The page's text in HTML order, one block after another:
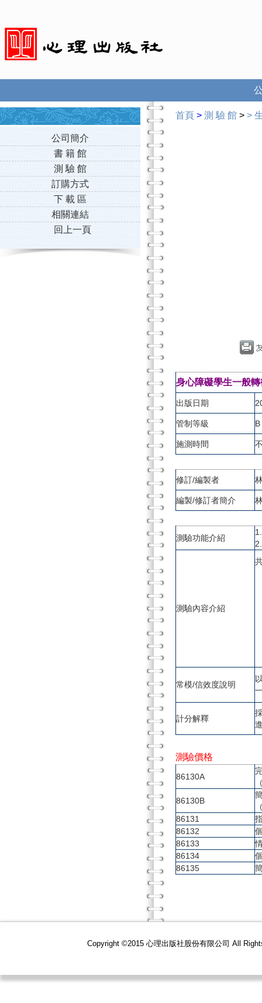
公司簡介
書 籍 館
測 驗 館
訂購方式
下 載 區
相關連結
回上一頁
首頁 > 測 驗 館 > >
身心障礙學生一般
出版日期
管制等級 B
施測時間
修訂/編製者
編製/修訂者簡介
測驗功能介紹
測驗內容介紹
常模/信效度說明
計分解釋
測驗價格
86130A
86130B
86131
86132
86133
86134
86135
Copyright ©2015 心理出版社股份有限公司 All